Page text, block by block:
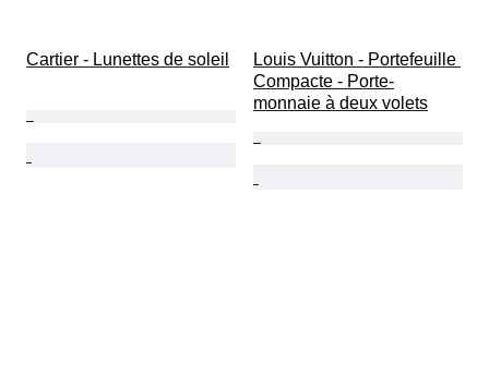
Cartier - Lunettes de soleil
Louis Vuitton - Portefeuille
Compacte - Porte-
monnaie à deux volets